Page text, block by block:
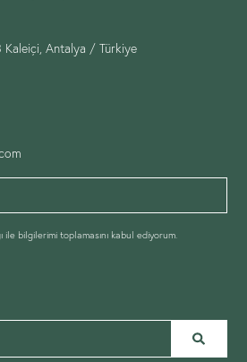
Kaleiçi, Antalya / Türkiye
ile bilgilerimi toplamasını kabul ediyorum.